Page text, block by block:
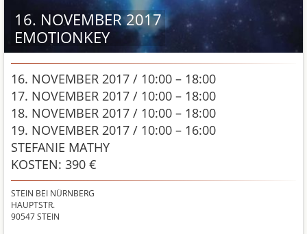
16. NOVEMBER 2017
EMOTIONKEY
16. NOVEMBER 2017 / 10:00 – 18:00
17. NOVEMBER 2017 / 10:00 – 18:00
18. NOVEMBER 2017 / 10:00 – 18:00
19. NOVEMBER 2017 / 10:00 – 16:00
STEFANIE MATHY
KOSTEN: 390 €
STEIN BEI NÜRNBERG
HAUPTSTR.
90547STEIN